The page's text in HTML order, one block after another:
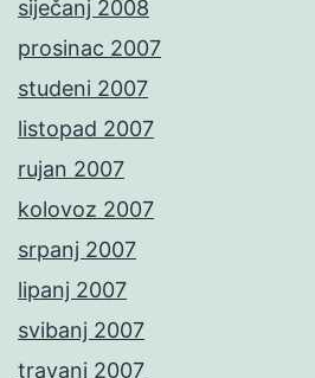
siječanj 2008
prosinac 2007
studeni 2007
listopad 2007
rujan 2007
kolovoz 2007
srpanj 2007
lipanj 2007
svibanj 2007
travanj 2007